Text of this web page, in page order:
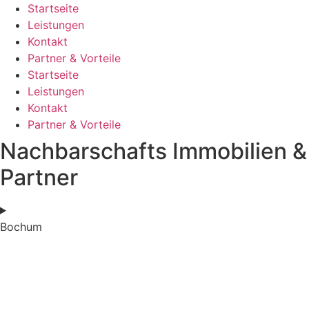
Startseite
Leistungen
Kontakt
Partner & Vorteile
Startseite
Leistungen
Kontakt
Partner & Vorteile
Nachbarschafts Immobilien &
Partner
Bochum